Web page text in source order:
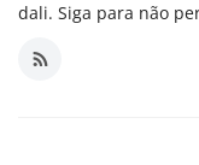
dali. Siga para não